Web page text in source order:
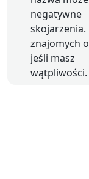
negatywne
skojarzenia.
znajomych
jeśli masz
wątpliwości.